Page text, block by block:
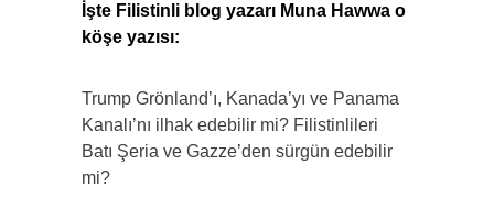
İşte Filistinli blog yazarı Muna Hawwa o
köşe yazısı:
Trump Grönland’ı, Kanada’yı ve Panama
Kanalı’nı ilhak edebilir mi? Filistinlileri
Batı Şeria ve Gazze’den sürgün edebilir
mi?